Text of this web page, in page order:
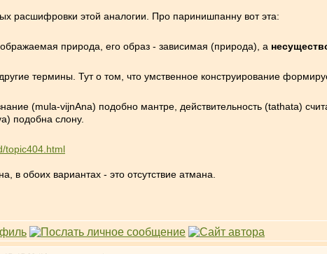
расшифровки этой аналогии. Про паринишпанну вот эта:
природа, его образ - зависимая (природа), а
термины. Тут о том, что умственное конструирование
(mula-vijnAna) подобно мантре, действительность (tathata)
подобна слону.
topic404.html
в обоих вариантах - это отсутствие атмана.